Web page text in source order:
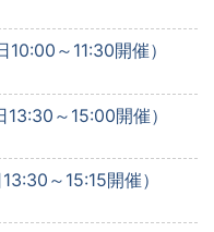
～11:30開催）
～15:00開催）
～15:15開催）